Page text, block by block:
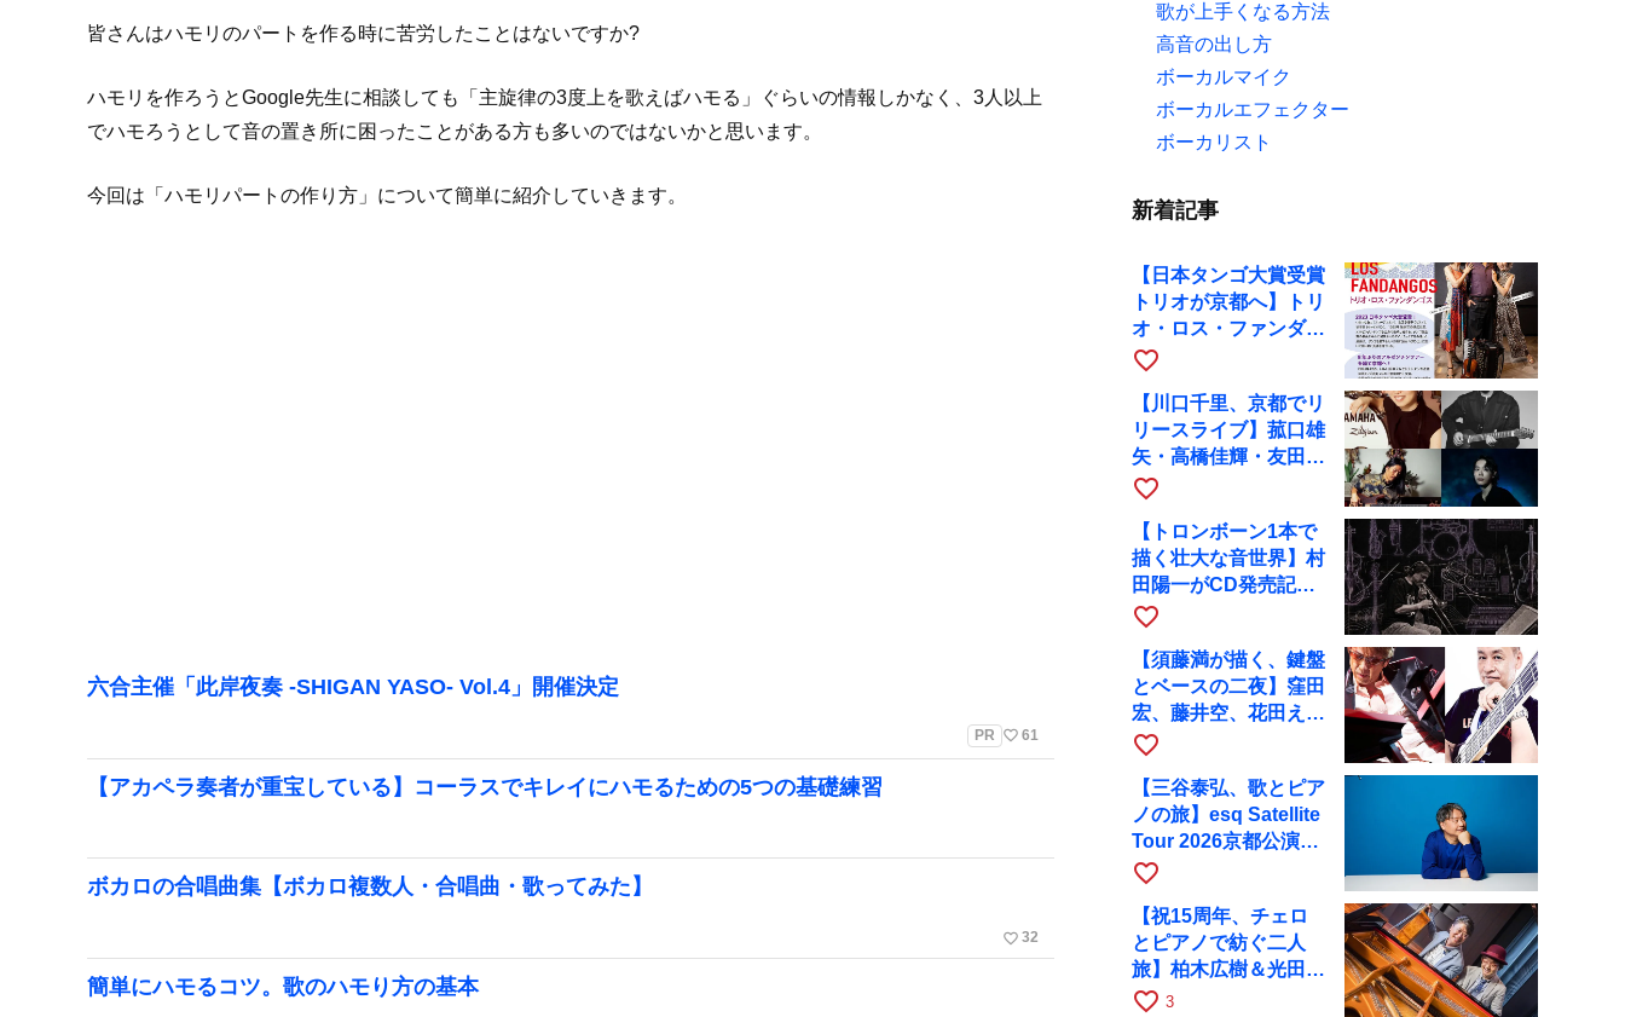
にアカペラサークルに誘われボイスパーカショニストとしてアカペラの楽しさに目覚める。 アカペラの楽しさを知り自分の好きなメンバーと好き
な歌を歌えるようになりたいと想いアカペラアレンジを学びはじめる。 友人の影響もあり和声法を勉強しているうちに次第にジャズに傾倒。和音
皆さんはハモリのパートを作る時に苦労したことはないですか?
ハモリを作ろうとGoogle先生に相談しても「主旋律の3度上を歌えばハモる」ぐらいの情報しかなく、3人以上
でハモろうとして音の置き所に困ったことがある方も多いのではないかと思います。
今回は「ハモリパートの作り方」について簡単に紹介していきます。
六合主催「此岸夜奏 -SHIGAN YASO- Vol.4」開催決定
PR favorite_border 61
【アカペラ奏者が重宝している】コーラスでキレイにハモるための5つの基礎練習
ボカロの合唱曲集【ボカロ複数人・合唱曲・歌ってみた】
favorite_border 32
簡単にハモるコツ。歌のハモり方の基本
歌が上手くなる方法
高音の出し方
ボーカルマイク
ボーカルエフェクター
ボーカリスト
新着記事
【日本タンゴ大賞受賞
トリオが京都へ】トリ
オ・ロス・ファンダン
ゴスが10月9日にRAG
favorite_border
【川口千里、京都でリ
リースライブ】菰口雄
矢・高橋佳輝・友田ジ
ュンと9月28日にRAG
favorite_border
【トロンボーン1本で
描く壮大な音世界】村
田陽一がCD発売記念
ツアーで9月4日に京
favorite_border
【須藤満が描く、鍵盤
とベースの二夜】窪田
宏、藤井空、花田えみ
と京都RAGで共演
favorite_border
【三谷泰弘、歌とピア
ノの旅】esq Satellite
Tour 2026京都公演を
10月に開催
favorite_border
【祝15周年、チェロ
とピアノで紡ぐ二人
旅】柏木広樹＆光田健
一が11月12日に京都
favorite_border 3